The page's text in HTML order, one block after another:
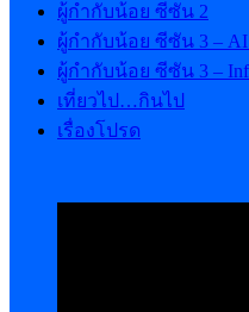
ผู้กำกับน้อย ซีซัน 2
ผู้กำกับน้อย ซีซัน 3 – AI
ผู้กำกับน้อย ซีซัน 3 –
เที่ยวไป…กินไป
เรื่องโปรด